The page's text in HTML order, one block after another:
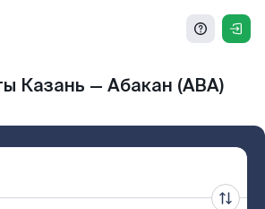
Казань — Абакан (ABA)